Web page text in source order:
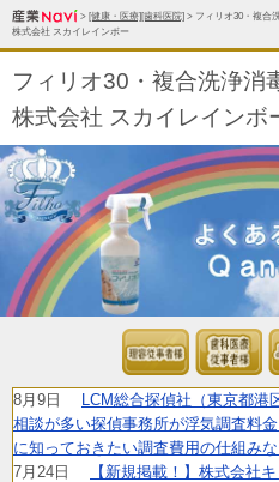
> [健康・医療][歯科医院] > フィリオ30・複
株式会社 スカイレインボー
フィリオ30・複合洗浄
株式会社 スカイレインボ
8月9日
LCM総合探偵社（東京都
相談が多い探偵事務所が浮気調査料
に知っておきたい調査費用の仕組みな
7月24日
【新規掲載！】株式会社